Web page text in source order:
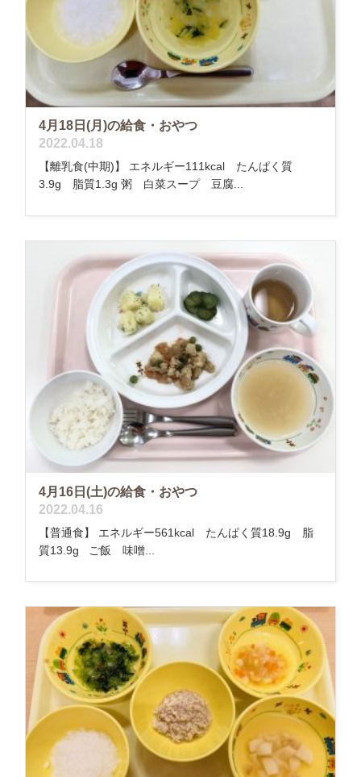
4月18日(月)の給食・おやつ
2022.04.18
【離乳食(中期)】 エネルギー111kcal たんぱく質
3.9g 脂質1.3g 粥 白菜スープ 豆腐...
4月16日(土)の給食・おやつ
2022.04.16
【普通食】 エネルギー561kcal たんぱく質18.9g 脂
質13.9g ご飯 味噌...